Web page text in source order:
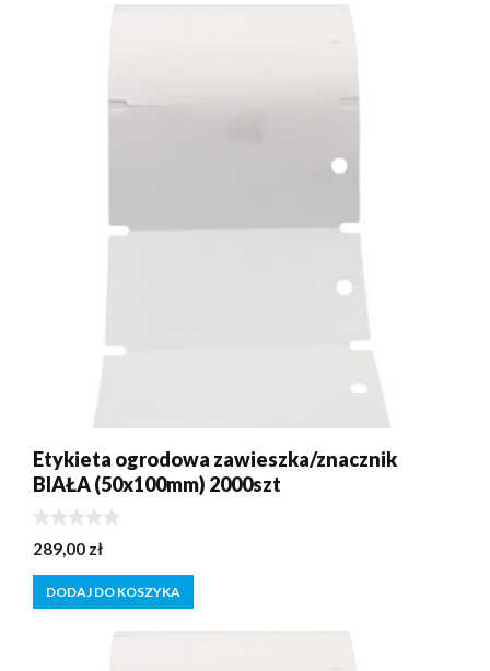
Etykieta ogrodowa zawieszka/znacznik
BIAŁA (50x100mm) 2000szt
0
z
5
289,00 zł
DODAJ DO KOSZYKA